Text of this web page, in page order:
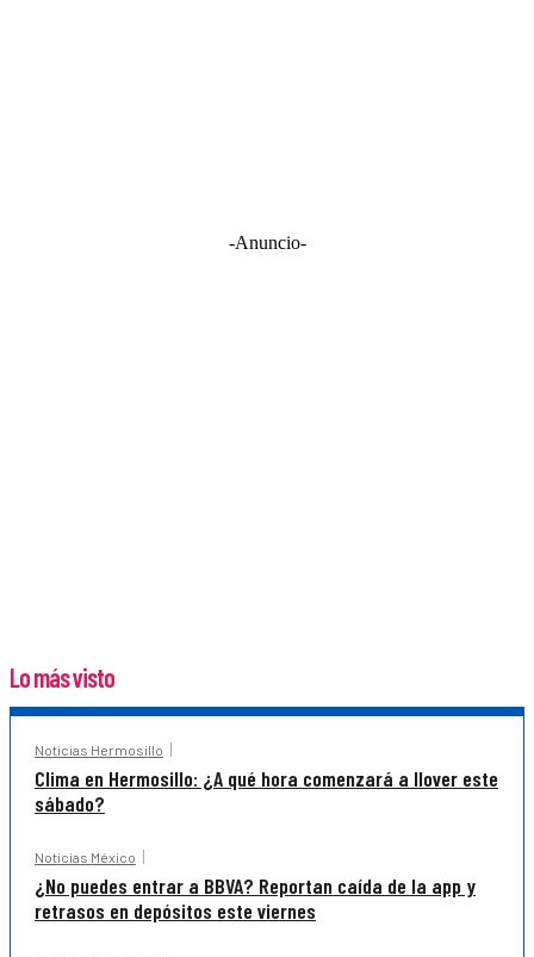
-Anuncio-
Lo más visto
Noticias Hermosillo
Clima en Hermosillo: ¿A qué hora comenzará a llover este
sábado?
Noticias México
¿No puedes entrar a BBVA? Reportan caída de la app y
retrasos en depósitos este viernes